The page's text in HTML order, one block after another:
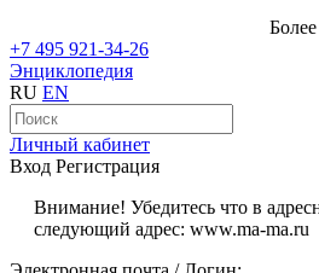
+7 495 921-34-26
Энциклопедия
RU EN
Личный кабинет
Вход Регистрация
Внимание! Убедитесь что в
следующий адрес: www.ma-ma.ru